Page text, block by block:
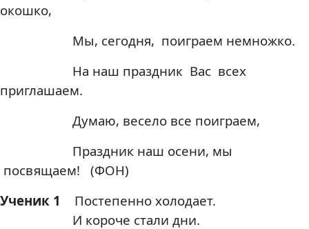
окошко,
Мы, сегодня, поиграем немножко.
На наш праздник Вас всех
приглашаем.
Думаю, весело все поиграем,
Праздник наш осени, мы
посвящаем! (ФОН)
Ученик 1 Постепенно холодает.
И короче стали дни.